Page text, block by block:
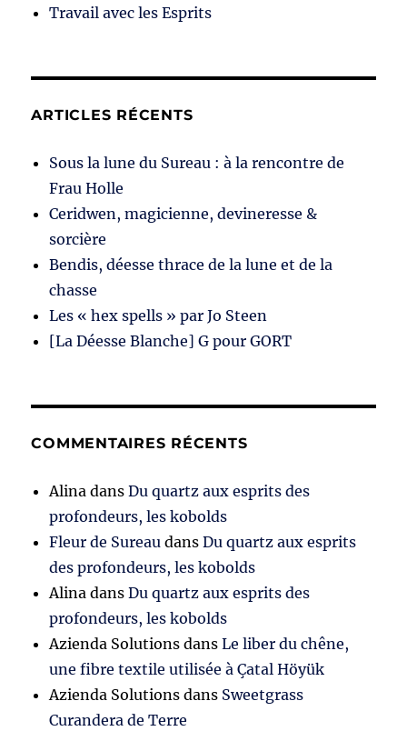
Travail avec les Esprits
ARTICLES RÉCENTS
Sous la lune du Sureau : à la rencontre de
Frau Holle
Ceridwen, magicienne, devineresse &
sorcière
Bendis, déesse thrace de la lune et de la
chasse
Les « hex spells » par Jo Steen
[La Déesse Blanche] G pour GORT
COMMENTAIRES RÉCENTS
Alina dansDu quartz aux esprits des
profondeurs, les kobolds
Fleur de Sureau dansDu quartz aux esprits
des profondeurs, les kobolds
Alina dansDu quartz aux esprits des
profondeurs, les kobolds
Azienda Solutions dansLe liber du chêne,
une fibre textile utilisée à Çatal Höyük
Azienda Solutions dans Sweetgrass
Curandera de Terre